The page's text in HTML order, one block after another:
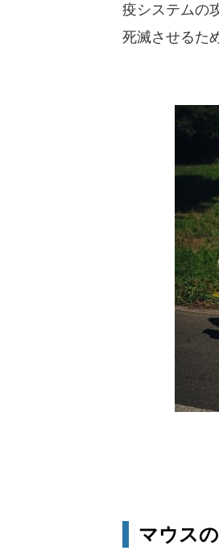
疫システムの
死滅させるた
マウス